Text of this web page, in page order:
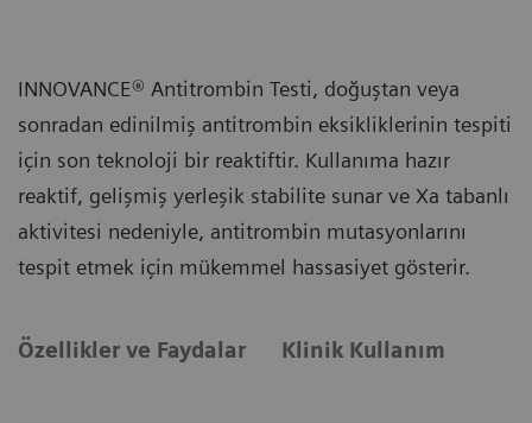
INNOVANCE® Antitrombin Testi, doğuştan veya
sonradan edinilmiş antitrombin eksikliklerinin tespiti
için son teknoloji bir reaktiftir. Kullanıma hazır
reaktif, gelişmiş yerleşik stabilite sunar ve Xa tabanlı
aktivitesi nedeniyle, antitrombin mutasyonlarını
tespit etmek için mükemmel hassasiyet gösterir.
Özellikler ve Faydalar Klinik Kullanım